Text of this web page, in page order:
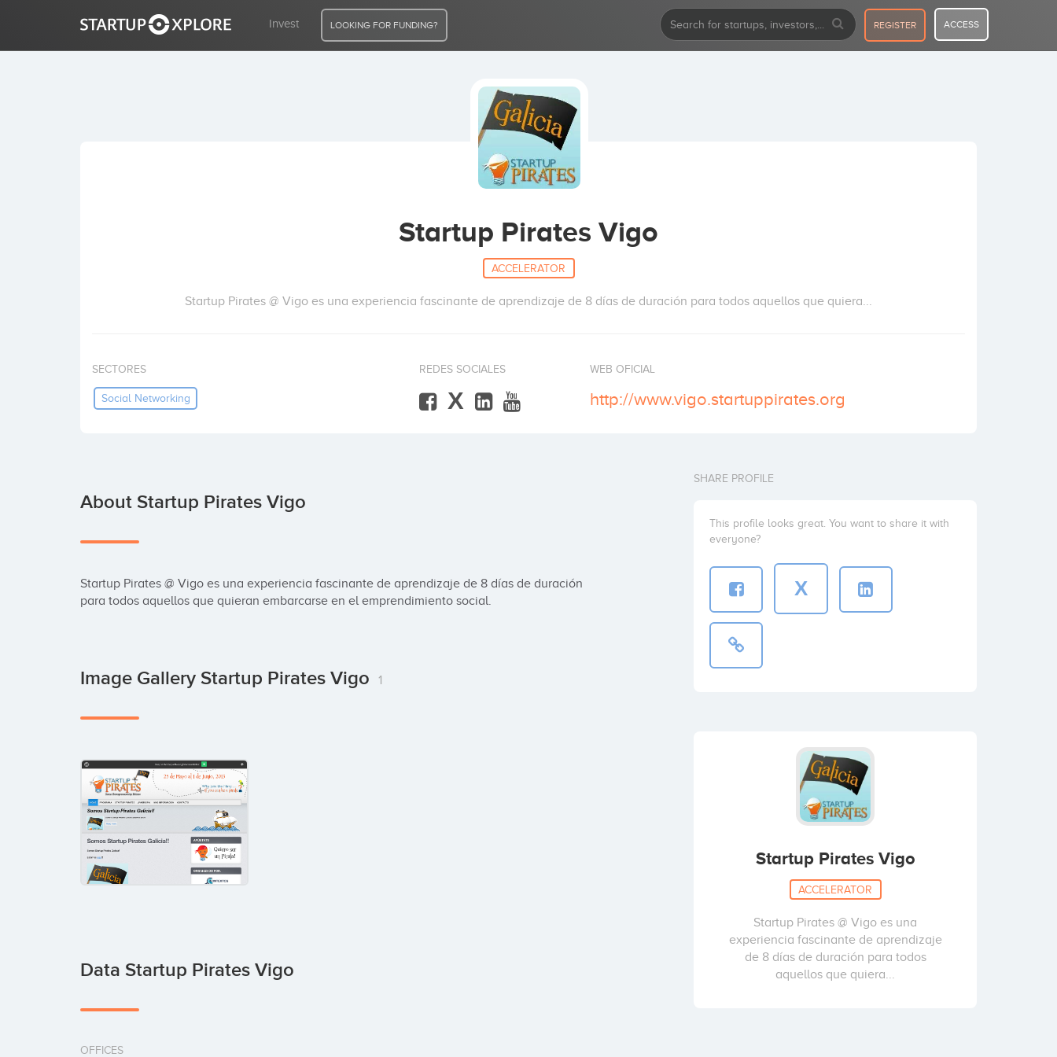
Invest LOOKING FOR FUNDING? REGISTER ACCESS
Startup Pirates Vigo
ACCELERATOR
Startup Pirates @ Vigo es una experiencia fascinante de aprendizaje de 8 días de duración para todos aquellos que quiera...
SECTORES
Social Networking
REDES SOCIALES
X
WEB OFICIAL
http://www.vigo.startuppirates.org
About Startup Pirates Vigo
Startup Pirates @ Vigo es una experiencia fascinante de aprendizaje de 8 días de duración
para todos aquellos que quieran embarcarse en el emprendimiento social.
Image Gallery Startup Pirates Vigo 1
Data Startup Pirates Vigo
OFFICES
SHARE PROFILE
This profile looks great. You want to share it with
everyone?
X
Startup Pirates Vigo
ACCELERATOR
Startup Pirates @ Vigo es una
experiencia fascinante de aprendizaje
de 8 días de duración para todos
aquellos que quiera...